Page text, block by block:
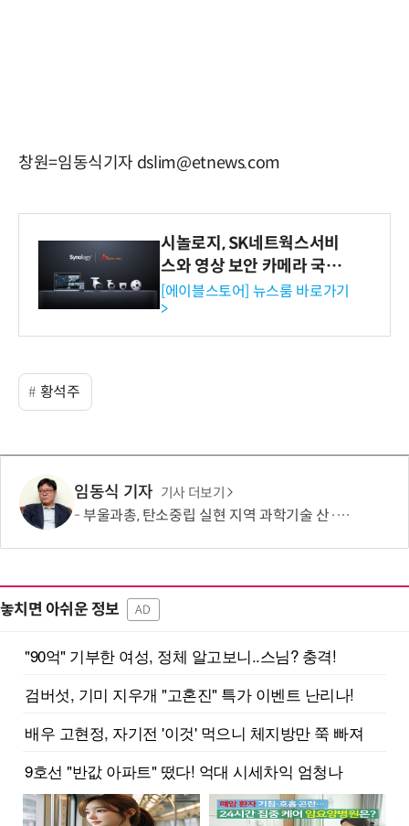
창원=임동식기자 dslim@etnews.com
시놀로지, SK네트웍스서비
스와 영상 보안 카메라 국내
독점 판매 파트너십 체결
[에이블스토어] 뉴스룸 바로가기
>
황석주
임동식 기자 기사 더보기
부울과총, 탄소중립 실현 지역 과학기술 산·학·연·관 협력 모색
놓치면 아쉬운 정보 AD